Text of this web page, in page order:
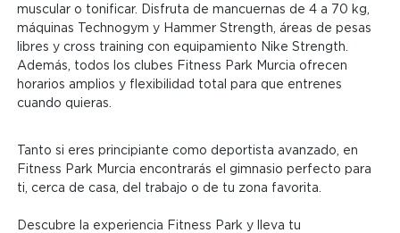
muscular o tonificar. Disfruta de mancuernas de 4 a 70 kg,
máquinas Technogym y Hammer Strength, áreas de pesas
libres y cross training con equipamiento Nike Strength.
Además, todos los clubes Fitness Park Murcia ofrecen
horarios amplios y flexibilidad total para que entrenes
cuando quieras.
Tanto si eres principiante como deportista avanzado, en
Fitness Park Murcia encontrarás el gimnasio perfecto para
ti, cerca de casa, del trabajo o de tu zona favorita.
Descubre la experiencia Fitness Park y lleva tu